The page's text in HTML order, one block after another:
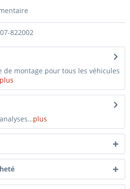
822002
de montage pour tous les véhicules
plus
plus